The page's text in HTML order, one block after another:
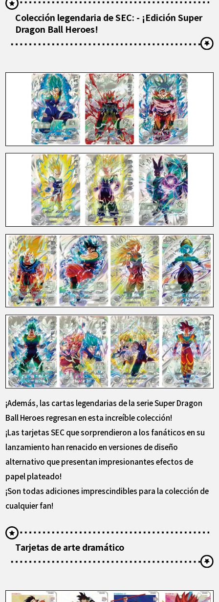
Colección legendaria de SEC: - ¡Edición Super
Dragon Ball Heroes!
¡Además, las cartas legendarias de la serie Super Dragon
Ball Heroes regresan en esta increíble colección!
¡Las tarjetas SEC que sorprendieron a los fanáticos en su
lanzamiento han renacido en versiones de diseño
alternativo que presentan impresionantes efectos de
papel plateado!
¡Son todas adiciones imprescindibles para la colección de
cualquier fan!
Tarjetas de arte dramático